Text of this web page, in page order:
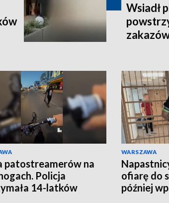
Wsiadł
patostreamerów na
Policja
14-latków
WARSZAWA
ofiarę do
później